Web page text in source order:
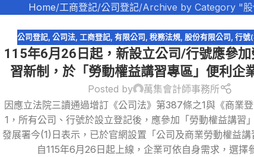
Home 工商登記 公司登記 Archive by Category "股
公司登記,公司法,工商登記,有限公司 ,稅務法規, 股份有限公司 ,行號
115年6月26日起，新設立公司/行號應參
習新制，於「勞動權益講習專區」便利企
Posted by
萬集會計師事務所
因應立法院三讀通過增訂《公司法》第387條之1與《商業
1，所有公司、行號於設立登記後，應參加「勞動權益講習
發展署今(1)日表示，已於官網設置「公司及商業勞動權益講
自115年6月26日起上線，企業可依自身需求，選擇